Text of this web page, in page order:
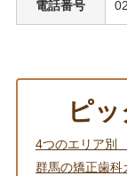
電話番号
ピ
4つのエリア別
群馬の矯正歯科